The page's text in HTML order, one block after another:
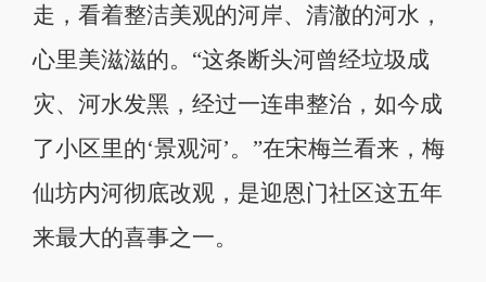
走，看着整洁美观的河岸、清澈的河水，
心里美滋滋的。“这条断头河曾经垃圾成
灾、河水发黑，经过一连串整治，如今成
了小区里的‘景观河’。”在宋梅兰看来，梅
仙坊内河彻底改观，是迎恩门社区这五年
来最大的喜事之一。